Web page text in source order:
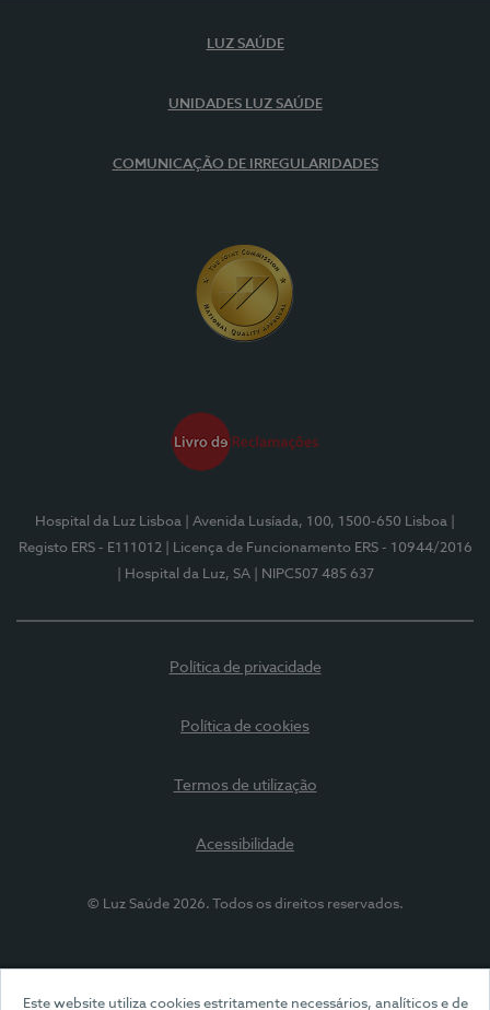
Este website utiliza cookies estritamente necessários, analíticos e de
LUZ SAÚDE
UNIDADES LUZ SAÚDE
COMUNICAÇÃO DE IRREGULARIDADES
Hospital da Luz Lisboa | Avenida Lusíada, 100, 1500-650 Lisboa
Registo ERS - E111012
| Licença de Funcionamento ERS - 10944/2016
| Hospital da Luz, SA
| NIPC507 485 637
Política de privacidade
Política de cookies
Termos de utilização
Acessibilidade
© Luz Saúde 2026. Todos os direitos reservados.